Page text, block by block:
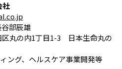
社
部辰雄
区丸の内1丁目1-3 日本生命丸の
ング、ヘルスケア事業開発等